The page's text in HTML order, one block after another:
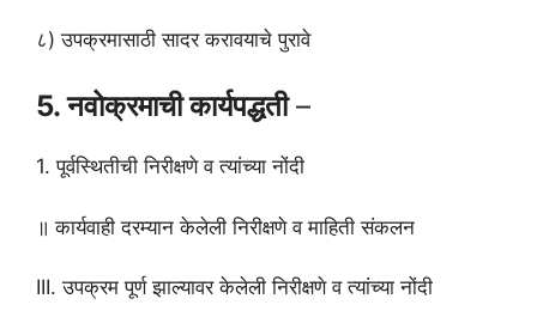
८) उपक्रमासाठी सादर करावयाचे पुरावे
5. नवोक्रमाची कार्यपद्धती–
1. पूर्वस्थितीची निरीक्षणे व त्यांच्या नोंदी
॥ कार्यवाही दरम्यान केलेली निरीक्षणे व माहिती संकलन
III. उपक्रम पूर्ण झाल्यावर केलेली निरीक्षणे व त्यांच्या नोंदी